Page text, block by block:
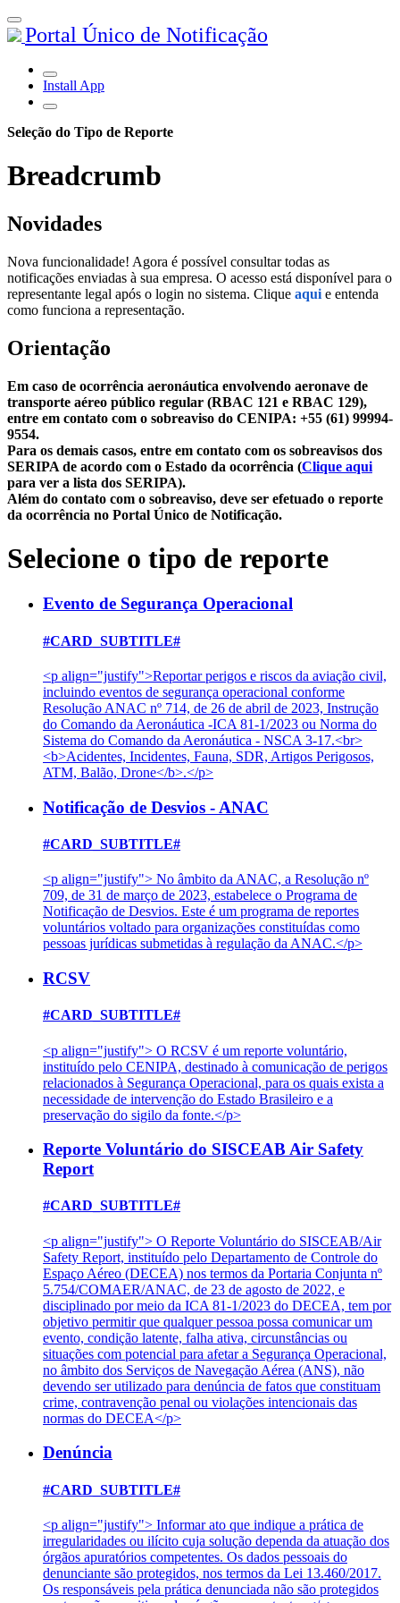
Portal Único de Notificação
Install App
Seleção do Tipo de Reporte
Breadcrumb
Novidades
Nova funcionalidade! Agora é possível consultar todas as
notificações enviadas à sua empresa. O acesso está disponível para o
representante legal após o login no sistema. Clique aqui e entenda
como funciona a representação.
Orientação
Em caso de ocorrência aeronáutica envolvendo aeronave de
transporte aéreo público regular (RBAC 121 e RBAC 129),
entre em contato com o sobreaviso do CENIPA: +55 (61) 99994-
9554.
Para os demais casos, entre em contato com os sobreavisos dos
SERIPA de acordo com o Estado da ocorrência (Clique aqui
para ver a lista dos SERIPA).
Além do contato com o sobreaviso, deve ser efetuado o reporte
da ocorrência no Portal Único de Notificação.
Selecione o tipo de reporte
Evento de Segurança Operacional
#CARD_SUBTITLE#
<p align="justify">Reportar perigos e riscos da aviação civil,
incluindo eventos de segurança operacional conforme
Resolução ANAC nº 714, de 26 de abril de 2023, Instrução
do Comando da Aeronáutica -ICA 81-1/2023 ou Norma do
Sistema do Comando da Aeronáutica - NSCA 3-17.<br>
<b>Acidentes, Incidentes, Fauna, SDR, Artigos Perigosos,
ATM, Balão, Drone</b>.</p>
Notificação de Desvios - ANAC
#CARD_SUBTITLE#
<p align="justify"> No âmbito da ANAC, a Resolução nº
709, de 31 de março de 2023, estabelece o Programa de
Notificação de Desvios. Este é um programa de reportes
voluntários voltado para organizações constituídas como
pessoas jurídicas submetidas à regulação da ANAC.</p>
RCSV
#CARD_SUBTITLE#
<p align="justify"> O RCSV é um reporte voluntário,
instituído pelo CENIPA, destinado à comunicação de perigos
relacionados à Segurança Operacional, para os quais exista a
necessidade de intervenção do Estado Brasileiro e a
preservação do sigilo da fonte.</p>
Reporte Voluntário do SISCEAB Air Safety
Report
#CARD_SUBTITLE#
<p align="justify"> O Reporte Voluntário do SISCEAB/Air
Safety Report, instituído pelo Departamento de Controle do
Espaço Aéreo (DECEA) nos termos da Portaria Conjunta nº
5.754/COMAER/ANAC, de 23 de agosto de 2022, e
disciplinado por meio da ICA 81-1/2023 do DECEA, tem por
objetivo permitir que qualquer pessoa possa comunicar um
evento, condição latente, falha ativa, circunstâncias ou
situações com potencial para afetar a Segurança Operacional,
no âmbito dos Serviços de Navegação Aérea (ANS), não
devendo ser utilizado para denúncia de fatos que constituam
crime, contravenção penal ou violações intencionais das
normas do DECEA</p>
Denúncia
#CARD_SUBTITLE#
<p align="justify"> Informar ato que indique a prática de
irregularidades ou ilícito cuja solução dependa da atuação dos
órgãos apuratórios competentes. Os dados pessoais do
denunciante são protegidos, nos termos da Lei 13.460/2017.
Os responsáveis pela prática denunciada não são protegidos